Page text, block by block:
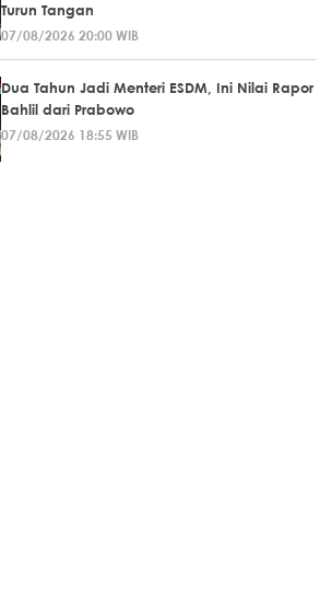
Turun Tangan
07/08/2026 20:00 WIB
Dua Tahun Jadi Menteri ESDM, Ini Nilai Rapor
Bahlil dari Prabowo
07/08/2026 18:55 WIB